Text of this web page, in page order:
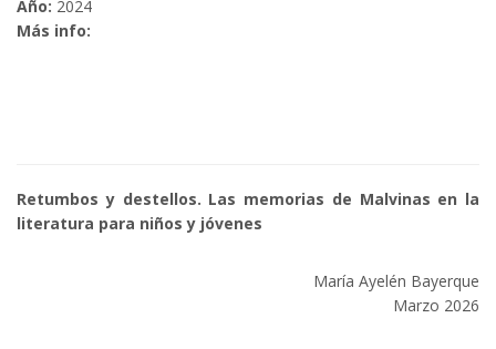
Año: 2024
Más info:
Retumbos y destellos. Las memorias de Malvinas en la
literatura para niños y jóvenes
María Ayelén Bayerque
Marzo 2026